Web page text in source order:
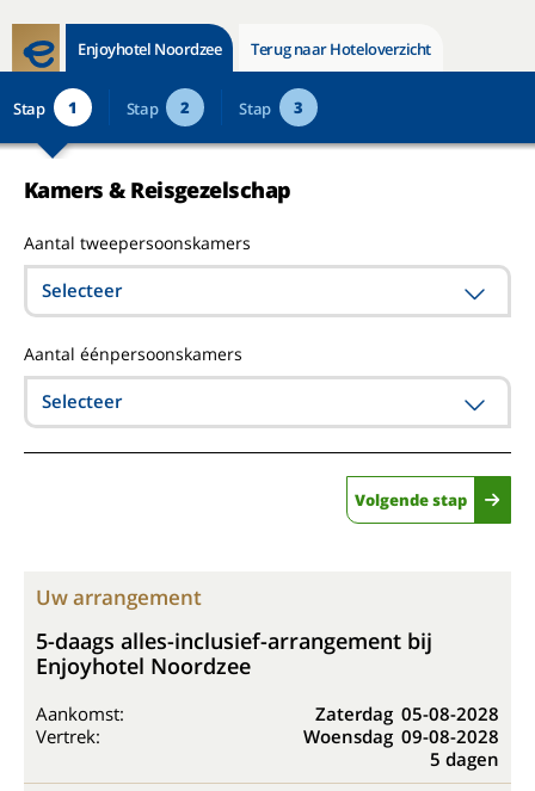
Enjoyhotel Noordzee Terug naar Hoteloverzicht
Stap 1 Stap 2 Stap 3
Kamers & Reisgezelschap
Aantal tweepersoonskamers
Selecteer
Aantal éénpersoonskamers
Selecteer
Volgende stap
Uw arrangement
5-daags alles-inclusief-arrangement bij
Enjoyhotel Noordzee
Aankomst: Zaterdag 05-08-2028
Vertrek:
Woensdag 09-08-2028
5 dagen